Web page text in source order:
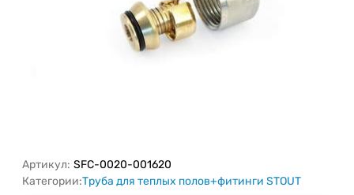
Артикул: SFC-0020-001620
Категории:Труба для теплых полов+фитинги STOUT